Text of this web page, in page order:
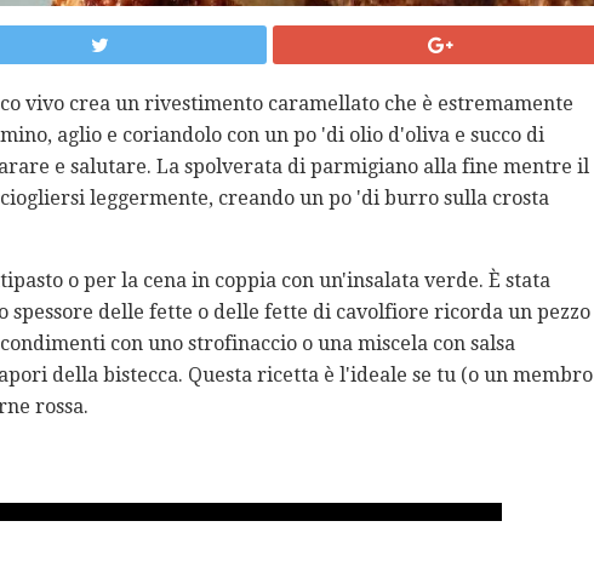
vivo crea un rivestimento caramellato che è estremamente
aglio e coriandolo con un po 'di olio d'oliva e succo di
e salutare. La spolverata di parmigiano alla fine mentre il
leggermente, creando un po 'di burro sulla crosta
o per la cena in coppia con un'insalata verde. È stata
spessore delle fette o delle fette di cavolfiore ricorda un pezzo
con uno strofinaccio o una miscela con salsa
della bistecca. Questa ricetta è l'ideale se tu (o un membro
rossa.